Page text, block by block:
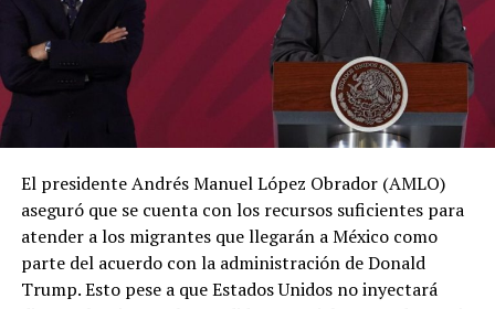
El presidente Andrés Manuel López Obrador (AMLO)
aseguró que se cuenta con los recursos suficientes para
atender a los migrantes que llegarán a México como
parte del acuerdo con la administración de Donald
Trump. Esto pese a que Estados Unidos no inyectará